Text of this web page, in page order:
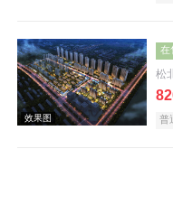
效果图
在
松
普